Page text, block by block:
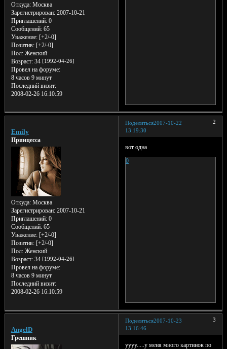
Откуда:Москва
Зарегистрирован: 2007-10-21
Приглашений:0
Сообщений:65
Уважение: [+2/-0]
Позитив: [+2/-0]
Пол:Женский
Возраст:34 [1992-04-26]
Провел на форуме:
8 часов 9 минут
Последний визит:
2008-02-26 16:10:59
Поделиться 2
2007-10-22
13:19:30
Emily
Принцесса
Откуда:Москва
Зарегистрирован: 2007-10-21
Приглашений:0
Сообщений:65
Уважение: [+2/-0]
Позитив: [+2/-0]
Пол:Женский
Возраст:34 [1992-04-26]
Провел на форуме:
8 часов 9 минут
Последний визит:
2008-02-26 16:10:59
вот одна
0
Поделиться 3
2007-10-23
13:16:46
AngelD
Грешник
уууу.....у меня много картинок по